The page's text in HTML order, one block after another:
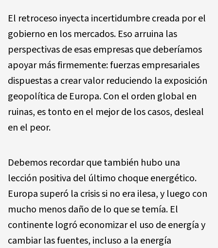
El retroceso inyecta incertidumbre creada por el
gobierno en los mercados. Eso arruina las
perspectivas de esas empresas que deberíamos
apoyar más firmemente: fuerzas empresariales
dispuestas a crear valor reduciendo la exposición
geopolítica de Europa. Con el orden global en
ruinas, es tonto en el mejor de los casos, desleal
en el peor.
Debemos recordar que también hubo una
lección positiva del último choque energético.
Europa superó la crisis si no era ilesa, y luego con
mucho menos daño de lo que se temía. El
continente logró economizar el uso de energía y
cambiar las fuentes, incluso a la energía